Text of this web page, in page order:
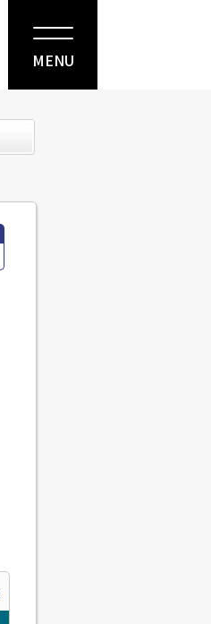
MENU